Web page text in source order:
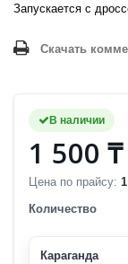
Запускается с
Скачать
В наличии
1 500 ₸
Цена по прайсу:
Количество
Караганда